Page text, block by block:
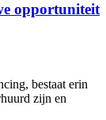
opportuniteit
bestaat erin
zijn en